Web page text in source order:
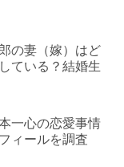
の妻（嫁）はど
ている？結婚生
一心の恋愛事情
ィールを調査